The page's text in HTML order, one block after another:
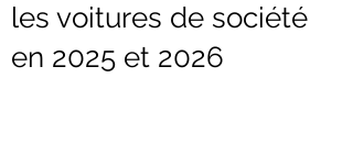
les voitures de société
en 2025 et 2026